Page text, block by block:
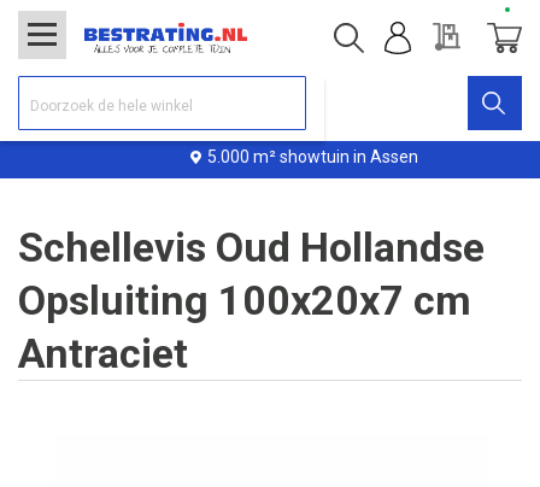
5.000 m² showtuin in Assen
Offerte
Schellevis Oud Hollandse
Opsluiting 100x20x7 cm
Antraciet